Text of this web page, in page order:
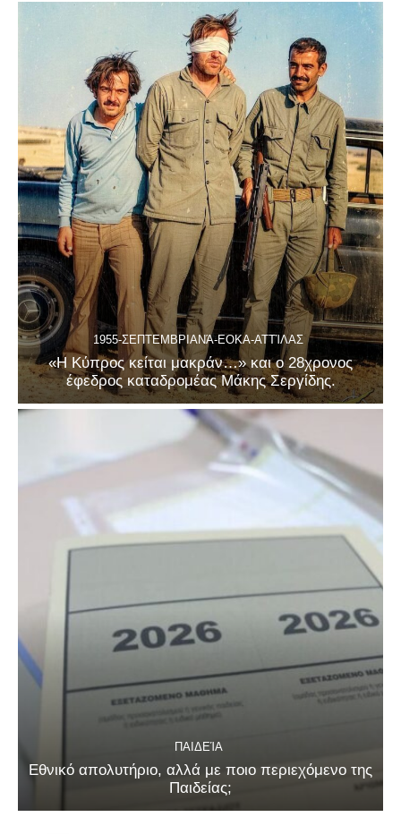
1955-ΣΕΠΤΕΜΒΡΙΑΝΆ-ΕΟΚΑ-ΑΤΤΊΛΑΣ
«Η Κύπρος κείται μακράν…» και ο 28χρονος
έφεδρος καταδρομέας Μάκης Σεργίδης.
ΠΑΙΔΕΊΑ
Εθνικό απολυτήριο, αλλά με ποιο περιεχόμενο της
Παιδείας;